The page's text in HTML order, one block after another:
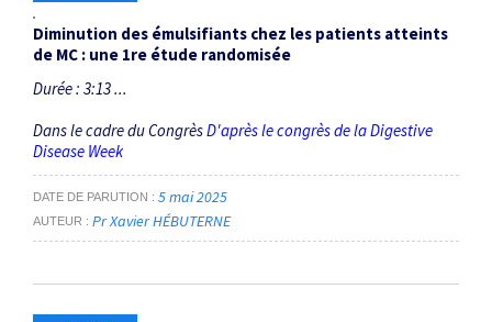
Diminution des émulsifiants chez les patients atteints
de MC : une 1re étude randomisée
Durée : 3:13 ...
Dans le cadre du CongrèsD'après le congrès de la Digestive
Disease Week
DATE DE PARUTION 5 mai 2025
AUTEUR Pr Xavier HÉBUTERNE